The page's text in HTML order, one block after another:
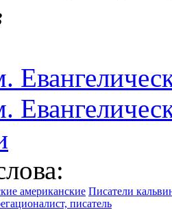
американские Писатели
писатель